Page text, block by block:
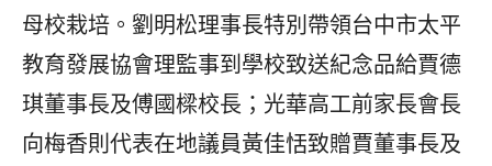
母校栽培。劉明松理事長特別帶領台中市太平
教育發展協會理監事到學校致送紀念品給賈德
琪董事長及傅國樑校長；光華高工前家長會長
向梅香則代表在地議員黃佳恬致贈賈董事長及